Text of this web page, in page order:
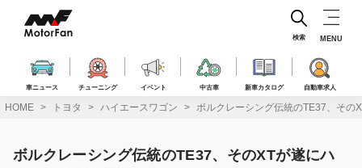
ス
車ニュース チューニング イベント 中古車 新車カタログ 自動車求人
検索 MENU
HOME トヨタ ハイエースワゴン ボルクレーシング伝統のTE37、その
ボルクレーシング伝統のTE37、そのXTが遂にハ